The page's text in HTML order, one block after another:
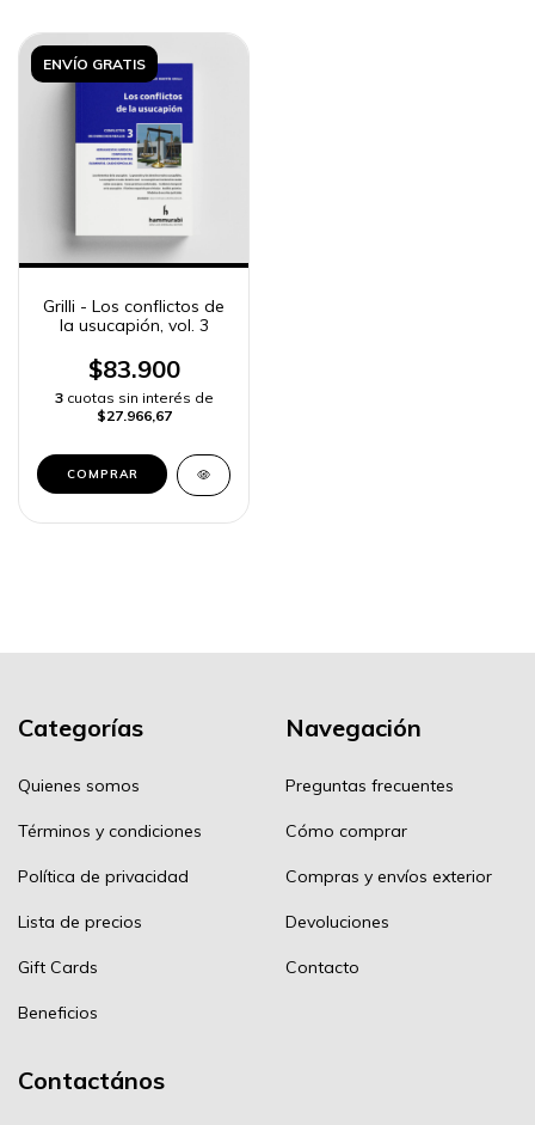
ENVÍO GRATIS
Grilli - Los conflictos de
la usucapión, vol. 3
$83.900
3 cuotas sin interés de
$27.966,67
COMPRAR
Categorías
Quienes somos
Términos y condiciones
Política de privacidad
Lista de precios
Gift Cards
Beneficios
Navegación
Preguntas frecuentes
Cómo comprar
Compras y envíos exterior
Devoluciones
Contacto
Contactános